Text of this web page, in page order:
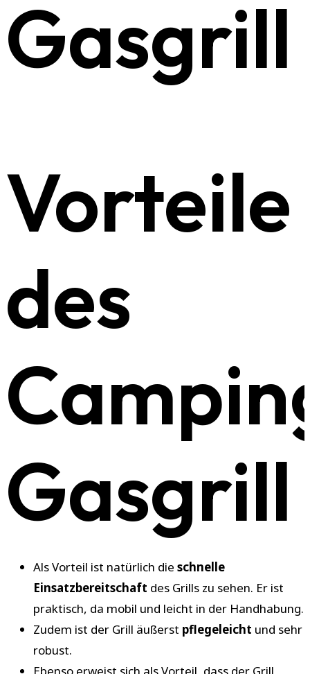
Gasgrill
Vorteile
des
Gasgrill
Als Vorteil ist natürlich die schnelle
Einsatzbereitschaft des Grills zu sehen. Er ist
praktisch, da mobil und leicht in der Handhabung.
Zudem ist der Grill äußerst pflegeleicht und sehr
robust.